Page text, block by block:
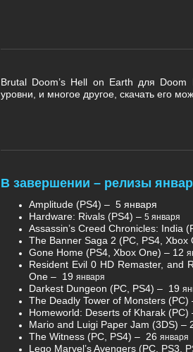
Brutal Doom’s Hell on Earth для Doom
уровни, и многое другое, скачать его
В завершении – релизы
Amplitude (PS4) – 5 января
Hardware: Rivals (PS4) – 5 января
Assassin’s Creed Chronicles: India
The Banner Saga 2 (PC, PS4, Xbox
Gone Home (PS4, Xbox One) – 12
Resident Evil 0 HD Remaster, and
One – 19 января
Darkest Dungeon (PC, PS4) – 19
The Deadly Tower of Monsters (PC)
Homeworld: Deserts of Kharak (PC)
Mario and Luigi Paper Jam (3DS) –
The Witness (PC, PS4) – 26 января
Lego Marvel’s Avengers (PC, PS3,